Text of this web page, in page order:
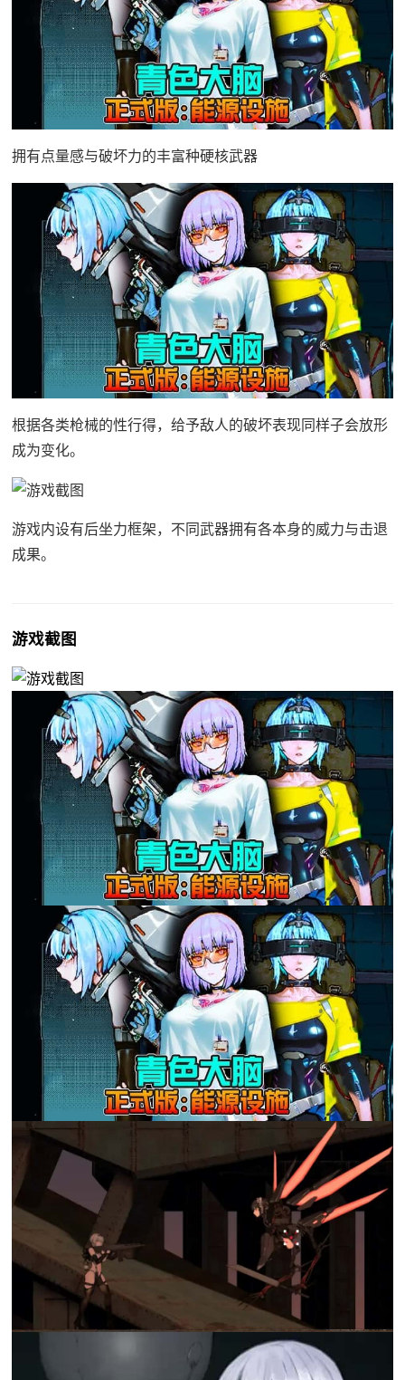
拥有点量感与破坏力的丰富种硬核武器
根据各类枪械的性行得，给予敌人的破坏表现同样子会放形
成为变化。
游戏内设有后坐力框架，不同武器拥有各本身的威力与击退
成果。
游戏截图